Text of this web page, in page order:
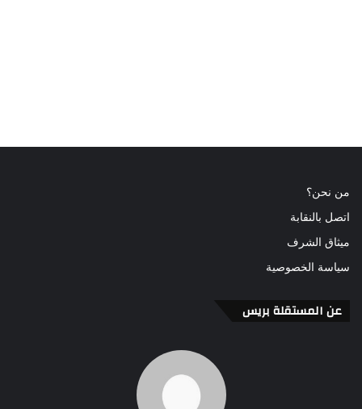
من نحن؟
اتصل بالنقابة
ميثاق الشرف
سياسة الخصوصية
عن المستقلة بريس